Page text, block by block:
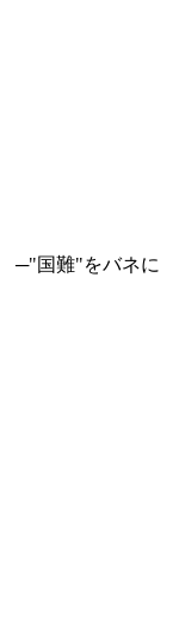
─"国難"をバネに